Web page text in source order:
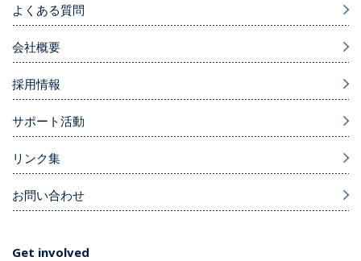
よくある質問
会社概要
採用情報
サポート活動
リンク集
お問い合わせ
Get involved